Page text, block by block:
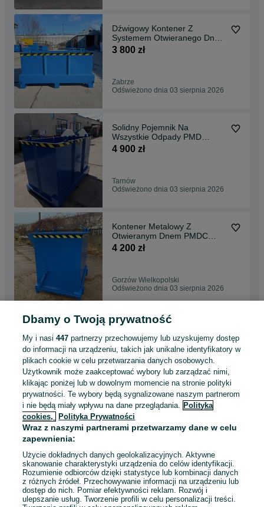
Dźwigowy Kontener Z
Systemem Otwieranego Dna
PMD 750 litrów
3 800 zł
Zabrze
Odświeżono dnia 03 sierpnia 2026
Solidny Pojemnik Na
Wszystkie Odpady PMD
1500L.
4 900 zł
Tarnów
Odświeżono dnia 03 sierpnia 2026
Kontener Metalowy Z
Otwieranym Dnem PMDC
1700 L POJEMNIK
4 200 zł
Gorzów Wielkopolski
Odświeżono dnia 03 sierpnia 2026
Uniwersalny Pojemnik z
Otwieranym Dnem Solidny
PMDC 750 L KONTENER
3 390 zł
Kielce
Odświeżono dnia 03 sierpnia 2026
Kontener PMD 1500L Z
Systemem Otwieranego Dna
Kielce
Odświeżono dnia 03 sierpnia 2026
Dbamy o Twoją prywatność
My i nasi447 partnerzy przechowujemy lub uzyskujemy dostęp
do informacji na urządzeniu, takich jak unikalne identyfikatory w
plikach cookie w celu przetwarzania danych osobowych.
Użytkownik może zaakceptować wybory lub zarządzać nimi,
klikając poniżej lub w dowolnym momencie na stronie polityki
prywatności. Te wybory będą sygnalizowane naszym partnerom
i nie będą miały wpływu na dane przeglądania. Polityka
cookies,
Polityka Prywatności
Wraz z naszymi partnerami przetwarzamy dane w celu
zapewnienia:
Użycie dokładnych danych geolokalizacyjnych. Aktywne
skanowanie charakterystyki urządzenia do celów identyfikacji.
Rozumienie odbiorców dzięki statystyce lub kombinacji danych
z różnych źródeł. Przechowywanie informacji na urządzeniu lub
dostęp do nich. Pomiar efektywności reklam. Rozwój i
ulepszanie usług. Tworzenie profili w celu personalizacji treści.